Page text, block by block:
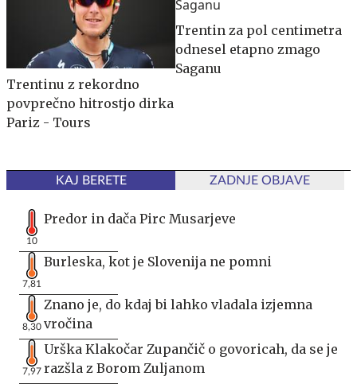
Trentinu z rekordno
povprečno hitrostjo dirka
Pariz - Tours
Trentin za pol centimetra
odnesel etapno zmago
Saganu
KAJ BERETE ZADNJE OBJAVE
10
Predor in dača Pirc Musarjeve
7,81
Burleska, kot je Slovenija ne pomni
8,30
Znano je, do kdaj bi lahko vladala izjemna
vročina
7,97
Urška Klakočar Zupančič o govoricah, da se je
razšla z Borom Zuljanom